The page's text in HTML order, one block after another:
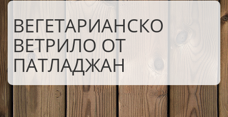
ВЕГЕТАРИАНСКО
ВЕТРИЛО ОТ
ПАТЛАДЖАН